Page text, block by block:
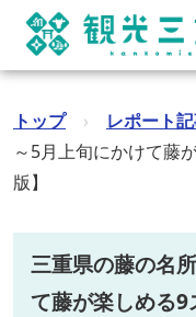
トップ › レポート
～5月上旬にかけて藤
版】
三重県の藤の名
て藤が楽しめる